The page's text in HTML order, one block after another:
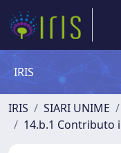
IRIS
IRIS SIARI UNIME
14.b.1 Contributo